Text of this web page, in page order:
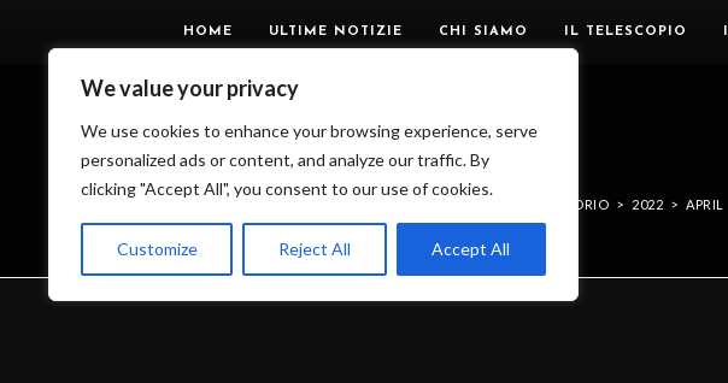
We value your privacy
We use cookies to enhance your browsing experience, serve
personalized ads or content, and analyze our traffic. By
clicking "Accept All", you consent to our use of cookies.
Customize Reject All Accept All
HOME ULTIME NOTIZIE CHI SIAMO IL TELESCOPIO
IL BLOG DELL’OSSERVATORIO > 2022 > APRIL